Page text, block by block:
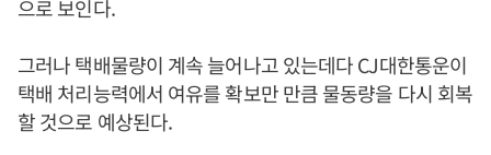
으로 보인다.
그러나 택배물량이 계속 늘어나고 있는데다 CJ대한통운이
택배 처리능력에서 여유를 확보만 만큼 물동량을 다시 회복
할 것으로 예상된다.